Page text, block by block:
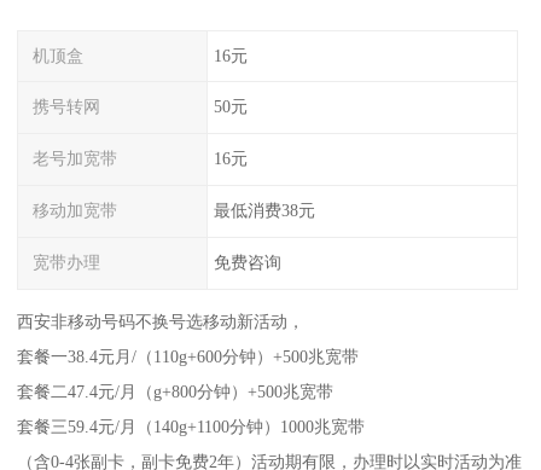
机顶盒 16元
携号转网 50元
老号加宽带 16元
移动加宽带 最低消费38元
宽带办理 免费咨询
西安非移动号码不换号选移动新活动，
套餐一38.4元月/（110g+600分钟）+500兆宽带
套餐二47.4元/月（g+800分钟）+500兆宽带
套餐三59.4元/月（140g+1100分钟）1000兆宽带
（含0-4张副卡，副卡免费2年）活动期有限，办理时以实时活动为准